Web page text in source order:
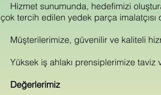
Hizmet sunumunda, hedefimizi
çok tercih edilen yedek parça imalatçısı
Müşterilerimize, güvenilir ve kaliteli
Yüksek iş ahlakı prensiplerimize taviz
Değerlerimiz